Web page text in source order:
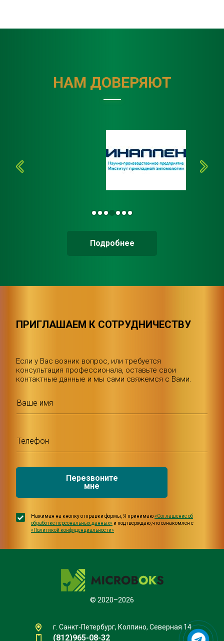
НАМ ДОВЕРЯЮТ
Подробнее
ПРИГЛАШАЕМ К СОТРУДНИЧЕСТВУ
Если у Вас возник вопрос, или требуется
консультация профессионала, оставьте свои
контактные данные и мы сами свяжемся с Вами.
Перезвоните
мне
Нажимая на кнопку отправки формы, Я принимаю«Соглашение об
обработке персональных данных» и подтверждаю, что ознакомлен с
«Политикой конфиденциальности»
© 2020–2026
г. Санкт-Петербург, Колпино, Северная 14
(812)965-08-32